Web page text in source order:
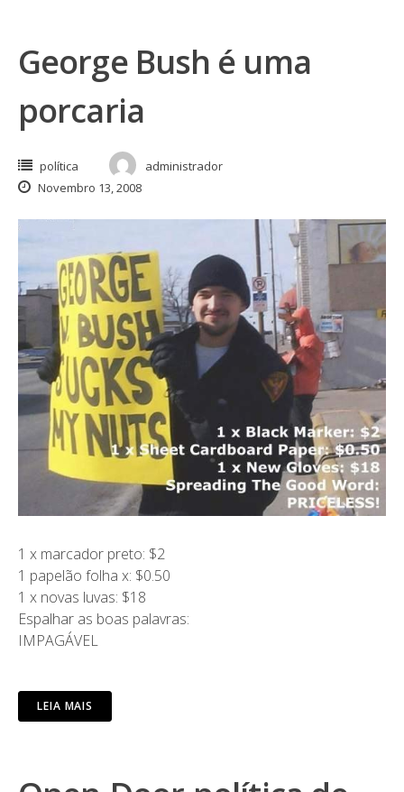
George Bush é uma
porcaria
política
administrador
Novembro 13, 2008
1 x marcador preto: $2
1 papelão folha x: $0.50
1 x novas luvas: $18
Espalhar as boas palavras:
IMPAGÁVEL
LEIA MAIS